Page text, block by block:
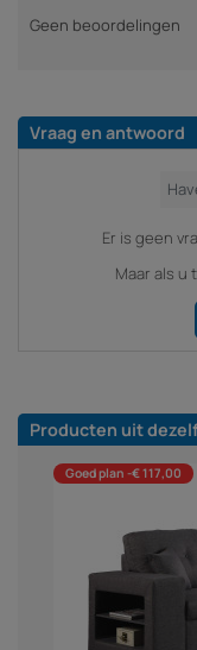
Geen beoordelingen
Vraag en antwoord
Er is geen
Maar als u
Producten uit
Goed plan -€ 117,00